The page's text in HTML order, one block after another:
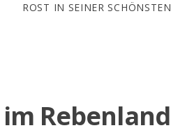
ROST IN SEINER
im Rebenland